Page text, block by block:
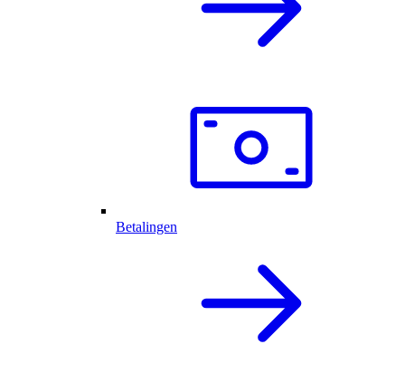
Betalingen